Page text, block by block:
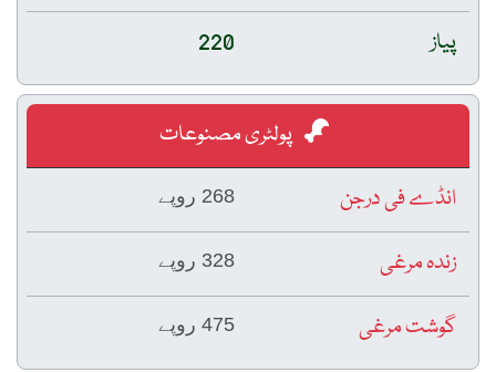
پیاز
220
پولٹری مصنوعات
انڈے فی درجن
268 روپے
زندہ مرغی 328 روپے
گوشت مرغی 475 روپے